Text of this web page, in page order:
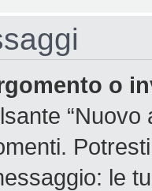
o
le